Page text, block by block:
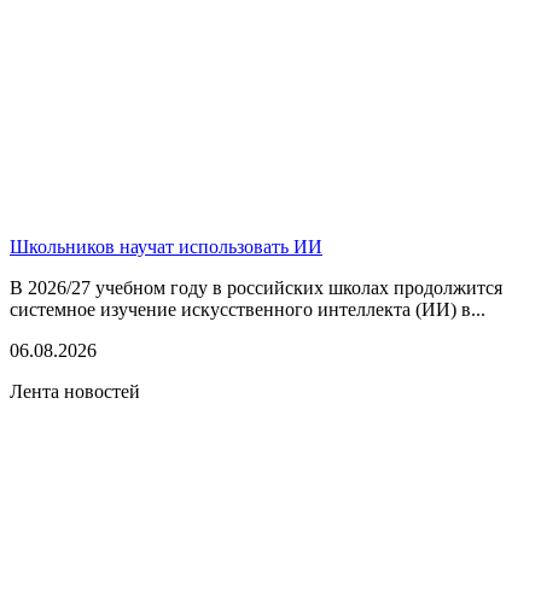
Школьников научат использовать ИИ
В 2026/27 учебном году в российских школах продолжится
системное изучение искусственного интеллекта (ИИ) в...
06.08.2026
Лента новостей